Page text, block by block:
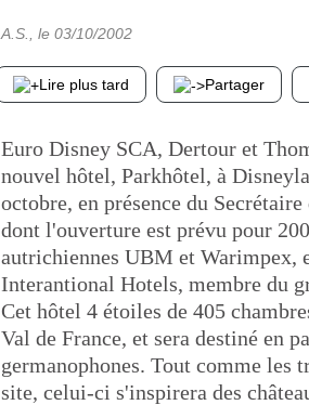
A.S. , le 03/10/2002
Lire plus tard Partager
Euro Disney SCA, Dertour et
nouvel hôtel, Parkhôtel, à
octobre, en présence du
dont l'ouverture est prévu pour
autrichiennes UBM et Warimpex,
Interantional Hotels, membre du
Cet hôtel 4 étoiles de 405
Val de France, et sera destiné en
germanophones. Tout comme les
site, celui-ci s'inspirera des